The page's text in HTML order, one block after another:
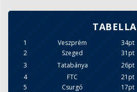
TABELLA
1 Veszprém
34pt
2
Szeged
31pt
3
Tatabánya
26pt
4
FTC
21pt
5
Csurgó
17pt